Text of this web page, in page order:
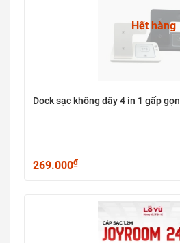
Hết hàng
Dock sạc không dây 4 in 1 gấp gọn
269.000₫